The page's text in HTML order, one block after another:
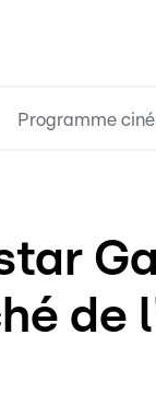
Programme
de